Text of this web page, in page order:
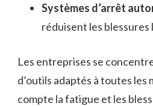
Systèmes d’arrêt
réduisent les blessures
Les entreprises se
d’outils adaptés à toutes les
compte la fatigue et les